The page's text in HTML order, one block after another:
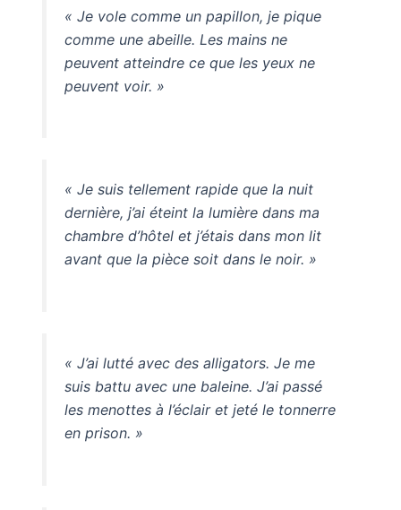
« Je vole comme un papillon, je pique
comme une abeille. Les mains ne
peuvent atteindre ce que les yeux ne
peuvent voir. »
« Je suis tellement rapide que la nuit
dernière, j’ai éteint la lumière dans ma
chambre d’hôtel et j’étais dans mon lit
avant que la pièce soit dans le noir. »
« J’ai lutté avec des alligators. Je me
suis battu avec une baleine. J’ai passé
les menottes à l’éclair et jeté le tonnerre
en prison. »